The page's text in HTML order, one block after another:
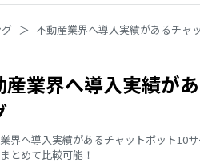
不動産業界へ導入実績があるチャ
産業界へ導入実績が
界へ導入実績があるチャットボット10
とめて比較可能！